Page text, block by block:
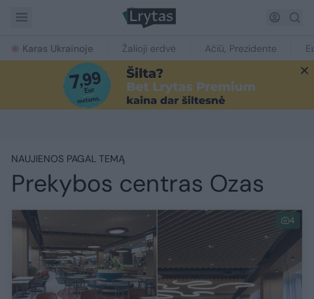
Karas Ukrainoje Žalioji erdvė Ačiū, Prezidente
NAUJIENOS PAGAL TEMĄ
Prekybos centras Ozas
4